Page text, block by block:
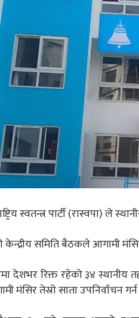
स्वतन्त्र पार्टी (रास्वपा) ले
समिति बैठकले आगामी
देशभर रिक्त रहेको ३४ स्थानीय
मंसिर तेस्रो साता उपनिर्वाचन